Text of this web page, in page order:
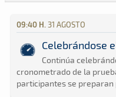
09:40 H. 31 AGOSTO
Celebrándose
Continúa
cronometrado de la
participantes se